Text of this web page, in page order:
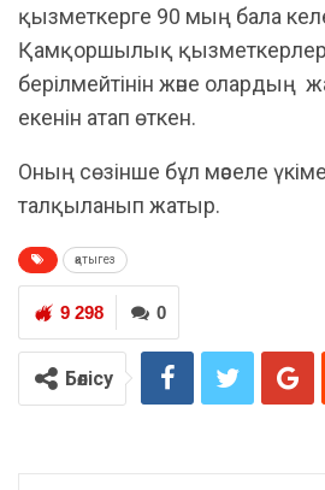
қызметкерге 90 мың бала
Қамқоршылық
берілмейтінін және олардың
екенін атап өткен.
Оның сөзінше бұл мәселе
талқыланып жатыр.
қатыгез
0
9 298
Бөлісу